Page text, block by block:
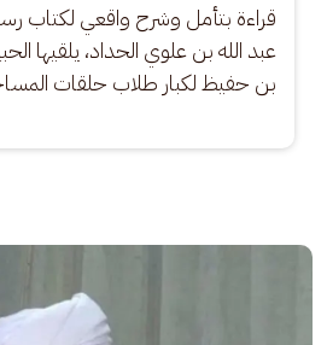
قراءة بتأمل وشرح واقعي لكتاب
عبد الله بن علوي الحداد، يلقيها
بن حفيظ لكبار طلاب حلقات
الصورة